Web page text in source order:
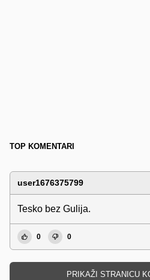
TOP KOMENTARI
user1676375799
Tesko bez Gulija.
0 0
PRIKAŽI STRANICU